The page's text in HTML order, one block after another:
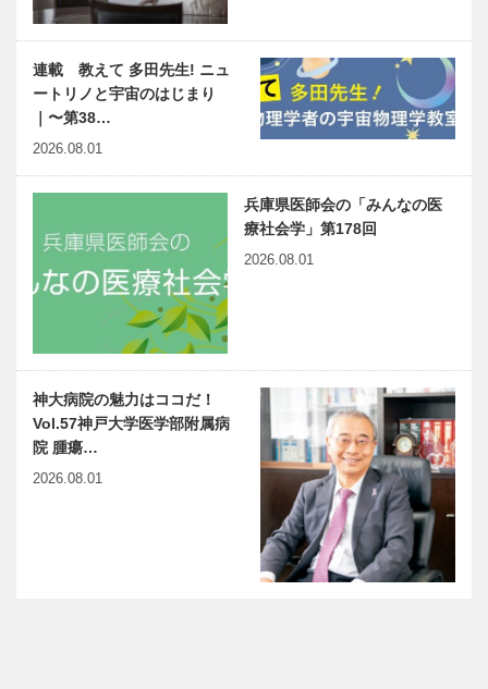
連載 教えて 多田先生! ニュ
ートリノと宇宙のはじまり
｜〜第38…
2026.08.01
兵庫県医師会の「みんなの医
療社会学」第178回
2026.08.01
神大病院の魅力はココだ！
Vol.57神戸大学医学部附属病
院 腫瘍…
2026.08.01